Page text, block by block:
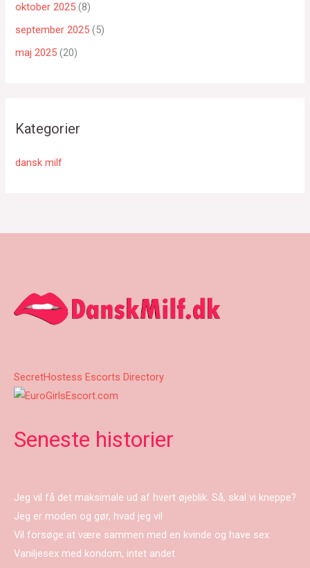
oktober 2025 (8)
september 2025 (5)
maj 2025 (20)
Kategorier
dansk milf
SecretHostess Escorts Directory
Seneste historier
Jeg vil få det maksimale ud af hvert øjeblik. Så, skal vi kneppe?
Jeg er moden og gør, hvad jeg vil
Vil forsøge at være sammen med en kvinde og have sex
Vaniljesex med kondom, intet andet